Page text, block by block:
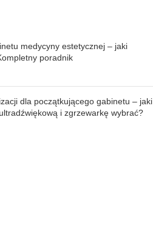
medycyny estetycznej – jaki
poradnik
dla początkującego gabinetu – jaki
i zgrzewarkę wybrać?